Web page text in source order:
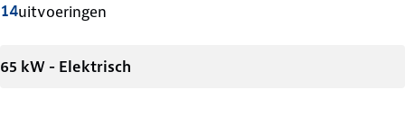
14uitvoeringen
65 kW - Elektrisch